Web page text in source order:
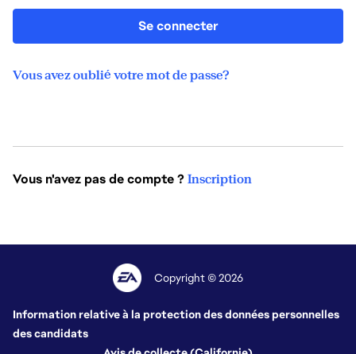
Se connecter
Vous avez oublié votre mot de passe?
Vous n'avez pas de compte ? Inscription
Copyright © 2026
Information relative à la protection des données personnelles
des candidats